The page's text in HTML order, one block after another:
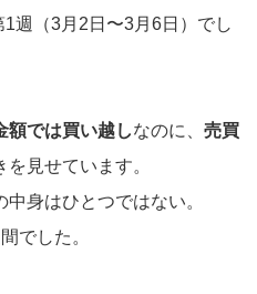
週（3月2日〜3月6日）でし
額では買い越しなのに、 売買
を見せています。
身はひとつではない。
でした。